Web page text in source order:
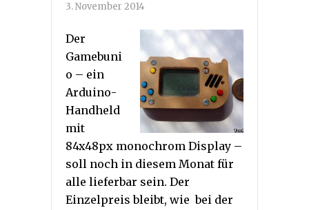
3. November 2014
Der
Gamebuni
o – ein
Arduino-
Handheld
mit
84x48px monochrom Display –
soll noch in diesem Monat für
alle lieferbar sein. Der
Einzelpreis bleibt, wie bei der